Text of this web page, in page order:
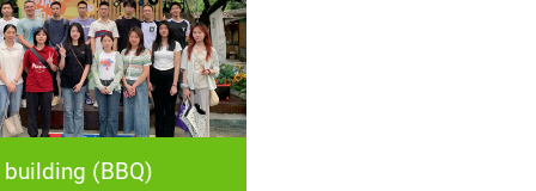
building (BBQ)